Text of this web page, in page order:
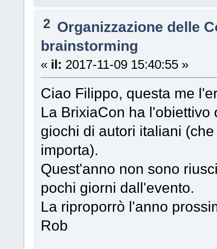
2 Organizzazione delle
brainstorming
« il: 2017-11-09 15:40:55 »
Ciao Filippo, questa me
La BrixiaCon ha
giochi di autori italiani
importa).
Quest'anno non sono
pochi giorni dall'evento.
La riproporrò l'anno
Rob